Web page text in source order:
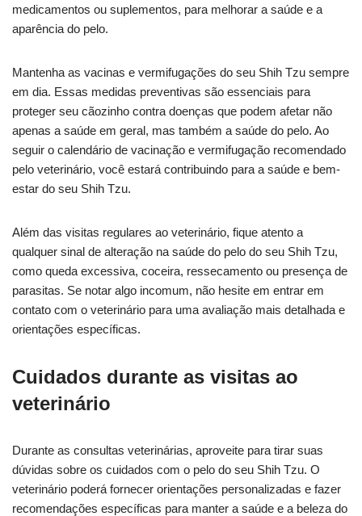
medicamentos ou suplementos, para melhorar a saúde e a
aparência do pelo.
Mantenha as vacinas e vermifugações do seu Shih Tzu sempre
em dia. Essas medidas preventivas são essenciais para
proteger seu cãozinho contra doenças que podem afetar não
apenas a saúde em geral, mas também a saúde do pelo. Ao
seguir o calendário de vacinação e vermifugação recomendado
pelo veterinário, você estará contribuindo para a saúde e bem-
estar do seu Shih Tzu.
Além das visitas regulares ao veterinário, fique atento a
qualquer sinal de alteração na saúde do pelo do seu Shih Tzu,
como queda excessiva, coceira, ressecamento ou presença de
parasitas. Se notar algo incomum, não hesite em entrar em
contato com o veterinário para uma avaliação mais detalhada e
orientações específicas.
Cuidados durante as visitas ao
veterinário
Durante as consultas veterinárias, aproveite para tirar suas
dúvidas sobre os cuidados com o pelo do seu Shih Tzu. O
veterinário poderá fornecer orientações personalizadas e fazer
recomendações específicas para manter a saúde e a beleza do